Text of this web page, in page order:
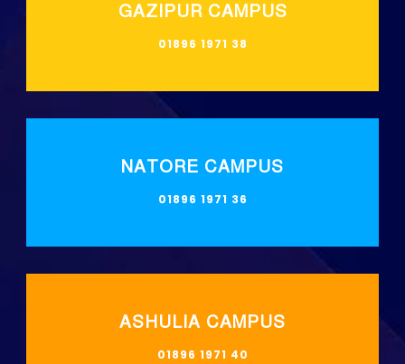
GAZIPUR CAMPUS
01896 1971 38
NATORE CAMPUS
01896 1971 36
ASHULIA CAMPUS
01896 1971 40